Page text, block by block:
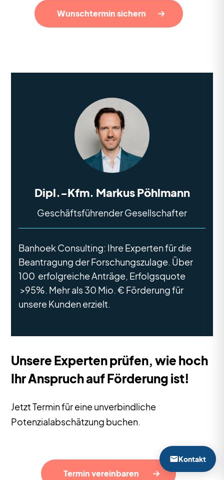
Wunschtermin sichern
Dipl.-Kfm. Markus Pöhlmann
Geschäftsführender Gesellschafter
Banhoek Consulting: Ihre Experten für die
Beantragung der Forschungszulage. Über
100 erfolgreiche Anträge, Erfolgsquote
>95%. Mehr als 30 Mio. € Förderung für
unsere Kunden erzielt.
Unsere Experten prüfen, wie hoch
Ihr Anspruch auf Förderung ist!
Jetzt Termin für eine unverbindliche
Potenzialabschätzung buchen.
Termin vereinbaren
Kontakt